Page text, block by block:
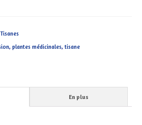
Tisanes
, plantes médicinales,tisane
En plus